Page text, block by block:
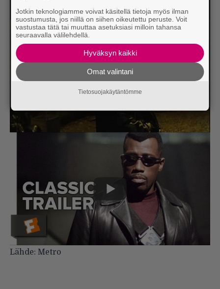
Lähde: Metro
Jotkin teknologiamme voivat käsitellä tietoja myös ilman
suostumusta, jos niillä on siihen oikeutettu peruste. Voit
vastustaa tätä tai muuttaa asetuksiasi milloin tahansa
seuraavalla välilehdellä.
Hyväksyn kaikki
Omat valintani
Tietosuojakäytäntömme